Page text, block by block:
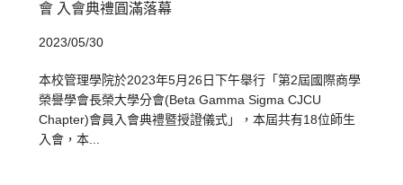
會 入會典禮圓滿落幕
2023/05/30
本校管理學院於2023年5月26日下午舉行「第2屆國際商學
榮譽學會長榮大學分會(Beta Gamma Sigma CJCU
Chapter)會員入會典禮暨授證儀式」，本屆共有18位師生
入會，本...